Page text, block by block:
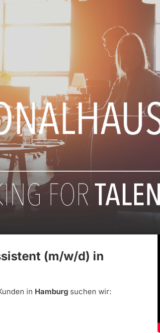
(m/w/d) in
in Hamburg suchen wir: